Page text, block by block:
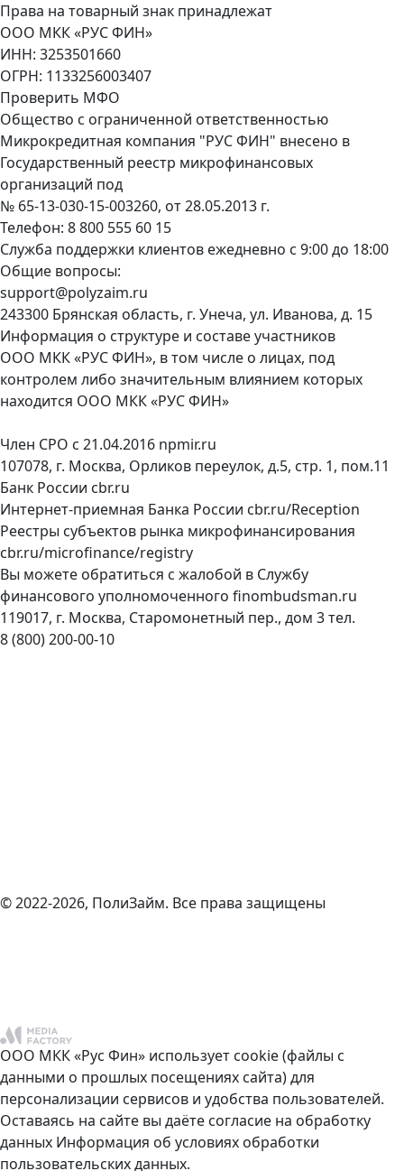
Права на товарный знак принадлежат
ООО МКК «РУС ФИН»
ИНН: 3253501660
ОГРН: 1133256003407
Проверить МФО
Общество с ограниченной ответственностью
Микрокредитная компания "РУС ФИН" внесено в
Государственный реестр микрофинансовых
организаций под
№ 65-13-030-15-003260, от 28.05.2013 г.
Телефон: 8 800 555 60 15
Служба поддержки клиентов ежедневно с 9:00 до 18:00
Общие вопросы:
support@polyzaim.ru
243300 Брянская область, г. Унеча, ул. Иванова, д. 15
Информация о структуре и составе участников
ООО МКК «РУС ФИН», в том числе о лицах, под
контролем либо значительным влиянием которых
находится ООО МКК «РУС ФИН»
Член СРО с 21.04.2016 npmir.ru
107078, г. Москва, Орликов переулок, д.5, стр. 1, пом.11
Банк России cbr.ru
Интернет-приемная Банка России cbr.ru/Reception
Реестры субъектов рынка микрофинансирования
cbr.ru/microfinance/registry
Вы можете обратиться с жалобой в Службу
финансового уполномоченного finombudsman.ru
119017, г. Москва, Старомонетный пер., дом 3 тел.
8 (800) 200-00-10
© 2022-2026, ПолиЗайм. Все права защищены
ООО МКК «Рус Фин» использует cookie (файлы с
данными о прошлых посещениях сайта) для
персонализации сервисов и удобства пользователей.
Оставаясь на сайте вы даёте согласие на обработку
данных Информация об условиях обработки
пользовательских данных.